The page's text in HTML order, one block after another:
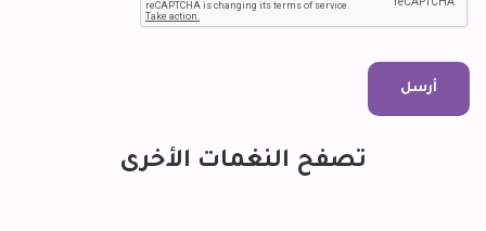
تصفح النغمات الأخرى